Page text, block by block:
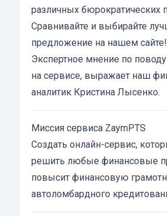
различных бюрократических
Сравнивайте и выбирайте
предложение на нашем сайте!
Экспертное мнение по
на сервисе, выражает наш
аналитик Кристина Лысенко.
Миссия сервиса ZaymPTS
Создать онлайн-сервис,
решить любые финансовые
повысит финансовую
автоломбардного